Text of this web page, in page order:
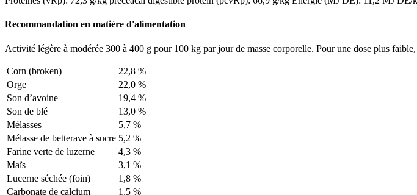
Recommandation en matière d'alimentation
Activité légère à modérée 300 à 400 g pour 100 kg par jour de masse corporelle. Pour une dose plus
Corn (broken)
22,8 %
Orge
22,0 %
Son d’avoine
19,4 %
Son de blé
13,0 %
Mélasses
5,7 %
Mélasse de betterave à sucre 5,2 %
Farine verte de luzerne
4,3 %
Maïs
3,1 %
Lucerne séchée (foin)
1,8 %
Carbonate de calcium
1,5 %